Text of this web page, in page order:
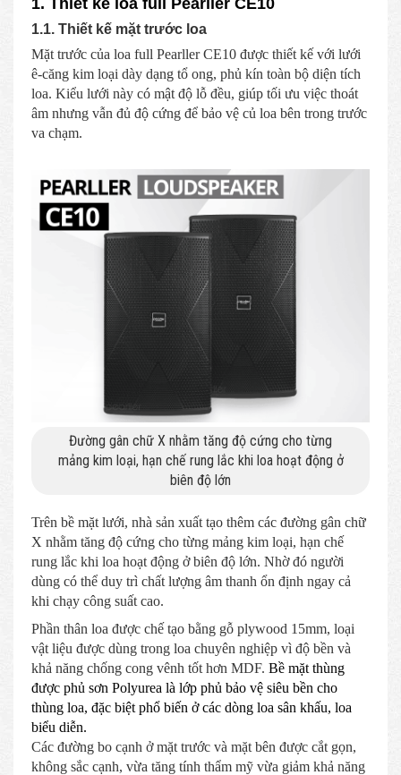
1.1. Thiết kế mặt trước loa
Mặt trước của loa full Pearller CE10 được thiết kế với lưới
ê-căng kim loại dày dạng tổ ong, phủ kín toàn bộ diện tích
loa. Kiểu lưới này có mật độ lỗ đều, giúp tối ưu việc thoát
âm nhưng vẫn đủ độ cứng để bảo vệ củ loa bên trong trước
va chạm.
Đường gân chữ X nhằm tăng độ cứng cho từng
mảng kim loại, hạn chế rung lắc khi loa hoạt động ở
biên độ lớn
Trên bề mặt lưới, nhà sản xuất tạo thêm các đường gân chữ
X nhằm tăng độ cứng cho từng mảng kim loại, hạn chế
rung lắc khi loa hoạt động ở biên độ lớn. Nhờ đó người
dùng có thể duy trì chất lượng âm thanh ổn định ngay cả
khi chạy công suất cao.
Phần thân loa được chế tạo bằng gỗ plywood 15mm, loại
vật liệu được dùng trong loa chuyên nghiệp vì độ bền và
khả năng chống cong vênh tốt hơn MDF. Bề mặt thùng
được phủ sơn Polyurea là lớp phủ bảo vệ siêu bền cho
thùng loa, đặc biệt phổ biến ở các dòng loa sân khấu, loa
biểu diễn.
Các đường bo cạnh ở mặt trước và mặt bên được cắt gọn,
không sắc cạnh, vừa tăng tính thẩm mỹ vừa giảm khả năng